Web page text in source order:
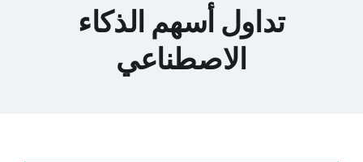
تداول أسهم الذكاء
الاصطناعي